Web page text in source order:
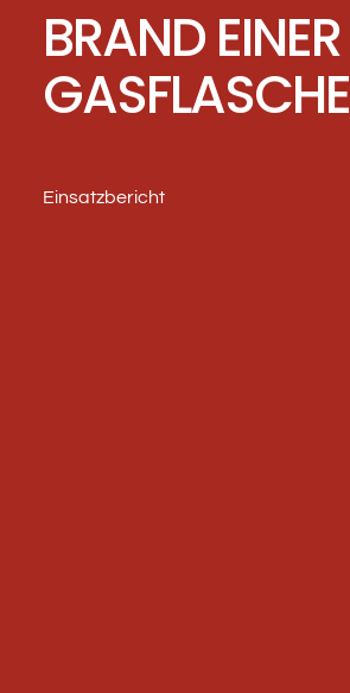
BRAND EINER
GASFLASCHE
Einsatzbericht